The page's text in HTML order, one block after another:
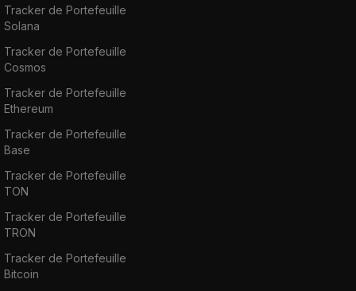
Tracker de Portefeuille
Solana
Tracker de Portefeuille
Cosmos
Tracker de Portefeuille
Ethereum
Tracker de Portefeuille
Base
Tracker de Portefeuille
TON
Tracker de Portefeuille
TRON
Tracker de Portefeuille
Bitcoin